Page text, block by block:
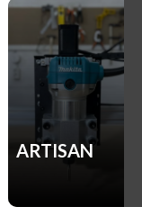
ARTISAN